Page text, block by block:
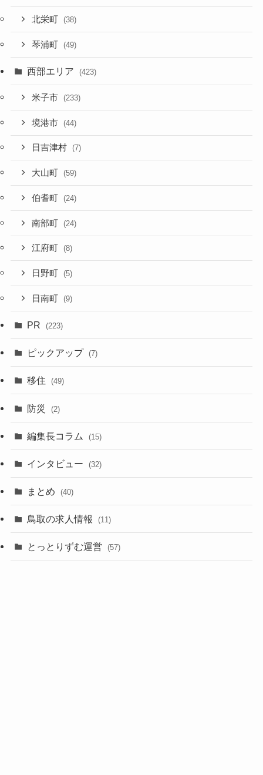
北栄町 (38)
琴浦町 (49)
西部エリア (423)
米子市 (233)
境港市 (44)
日吉津村 (7)
大山町 (59)
伯耆町 (24)
南部町 (24)
江府町 (8)
日野町 (5)
日南町 (9)
PR (223)
ピックアップ (7)
移住 (49)
防災 (2)
編集長コラム (15)
インタビュー (32)
まとめ (40)
鳥取の求人情報 (11)
とっとりずむ運営 (57)